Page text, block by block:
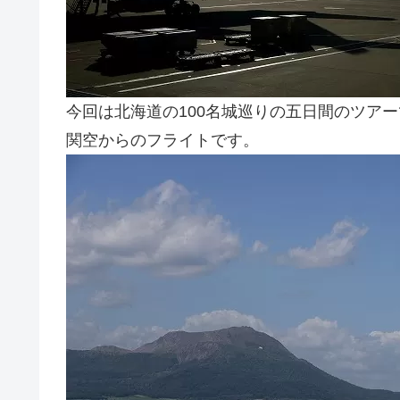
今回は北海道の100名城巡りの五日間のツア
関空からのフライトです。